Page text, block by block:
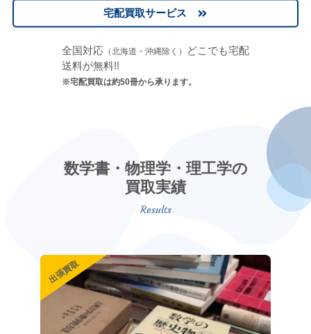
宅配買取サービス
全国対応 （北海道・沖縄除く）
どこでも宅配
送料が無料!!
※宅配買取は約50冊から承ります。
数学書・物理学・理工学の
買取実績
出張買取